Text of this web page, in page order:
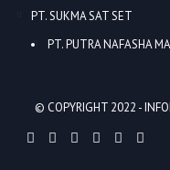
PT. SUKMA SAT SET
PT. PUTRA NAFASHA
© COPYRIGHT 2022 -